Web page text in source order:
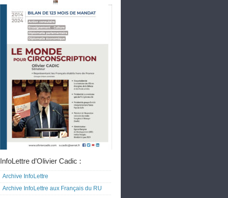
InfoLettre d’Olivier Cadic :
Archive InfoLettre
Archive InfoLettre aux Français du RU